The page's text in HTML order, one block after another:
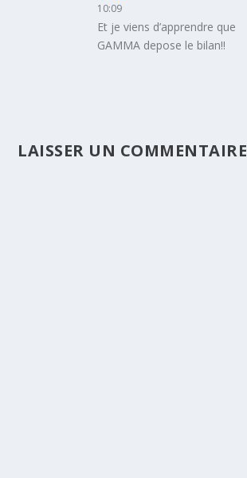
10:09
Et je viens d’apprendre que
GAMMA depose le bilan!!
LAISSER UN COMMENTAIRE